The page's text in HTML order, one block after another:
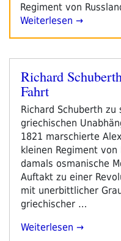
Regiment von
Weiterlesen →
Veröffentlicht
am
Richard
Fahrt
Richard Schuberth zu
griechischen
1821 marschierte
kleinen Regiment von
damals osmanische
Auftakt zu einer
mit unerbittlicher
griechischer …
„Richard
Weiterlesen